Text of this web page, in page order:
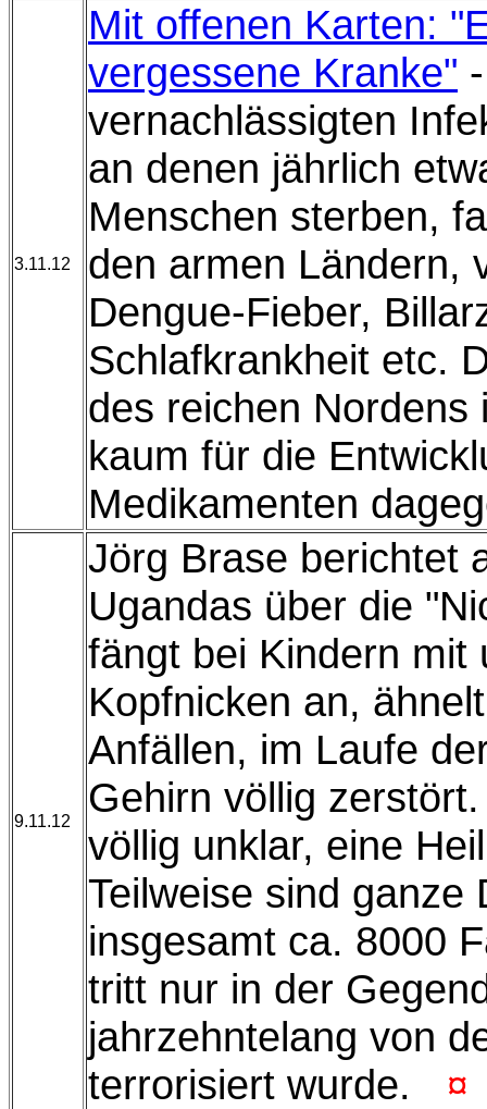
3.11.12
Mit offenen Karten:
vergessene Kranke"
vernachlässigten
an denen jährlich
Menschen sterben,
den armen Ländern,
Dengue-Fieber,
Schlafkrankheit etc.
des reichen Nordens
kaum für die
Medikamenten
9.11.12
Jörg Brase berichtet
Ugandas über die
fängt bei Kindern mit
Kopfnicken an,
Anfällen, im Laufe
Gehirn völlig
völlig unklar, eine
Teilweise sind ganze
insgesamt ca. 8000
tritt nur in der
jahrzehntelang von
terrorisiert wurde. ¤